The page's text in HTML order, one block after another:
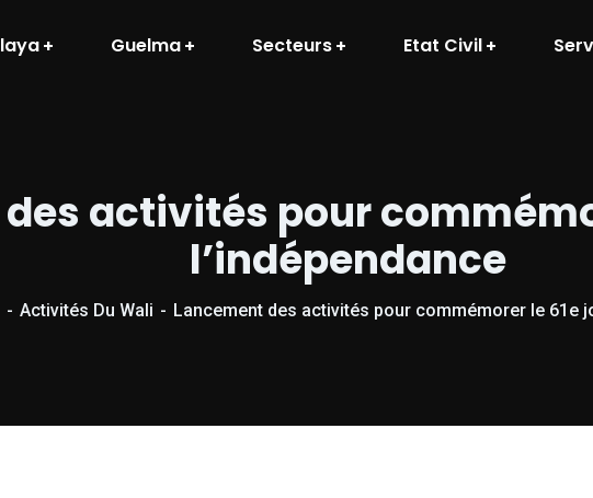
Guelma Secteurs Etat Civil
activités pour
l’indépendance
Activités Du Wali Lancement des activités pour commémorer le 61e